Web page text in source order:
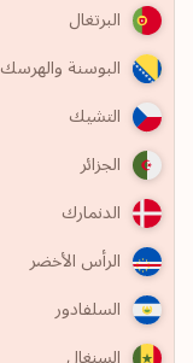
البرتغال
البوسنة والهرسك
التشيك
الجزائر
الدنمارك
الرأس الأخضر
السلفادور